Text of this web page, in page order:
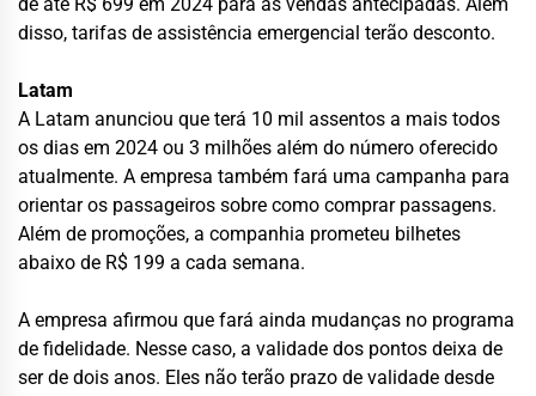
disso, tarifas de assistência emergencial terão desconto.
Latam
A Latam anunciou que terá 10 mil assentos a mais todos
os dias em 2024 ou 3 milhões além do número oferecido
atualmente. A empresa também fará uma campanha para
orientar os passageiros sobre como comprar passagens.
Além de promoções, a companhia prometeu bilhetes
abaixo de R$ 199 a cada semana.
A empresa afirmou que fará ainda mudanças no programa
de fidelidade. Nesse caso, a validade dos pontos deixa de
ser de dois anos. Eles não terão prazo de validade desde